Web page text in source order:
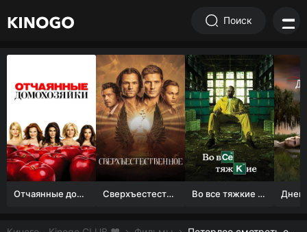
Поиск
Отчаянные домохозяйки (1 сезон) Сверхъестественное Во все тяжкие 1-5 сезон